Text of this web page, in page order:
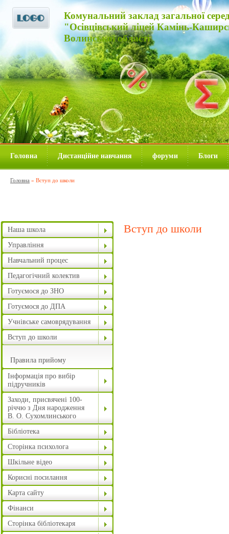
Комунальний заклад загальної
"Осівцівський ліцей Камінь-
Волинської області
Головна Дистанційне навчання форуми Блоги
Головна » Вступ до школи
Наша школа
Управління
Навчальний процес
Педагогічний колектив
Готуємося до ЗНО
Готуємося до ДПА
Учнівське самоврядування
Вступ до школи
Правила прийому
Інформація про вибір
підручників
Заходи, присвячені 100-
річчю з Дня народження
В. О. Сухомлинського
Бібліотека
Сторінка психолога
Шкільне відео
Корисні посилання
Карта сайту
Фінанси
Сторінка бібліотекаря
Вступ до школи